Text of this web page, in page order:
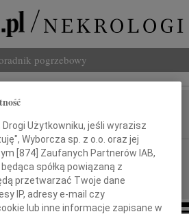
pogrzebowy
Namysłowski
Użytkowniku, jeśli wyrazisz
Wyborcza sp. z o.o. oraz jej
[874] Zaufanych Partnerów IAB,
spółką powiązaną z
przetwarzać Twoje dane
IP, adresy e-mail czy
lub inne informacje zapisane w